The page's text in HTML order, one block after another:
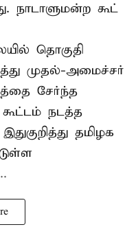
நாடாளுமன்ற கூட்
தொகுதி
முதல்-அமைச்சர்
சேர்ந்த
நடத்த
தமிழக